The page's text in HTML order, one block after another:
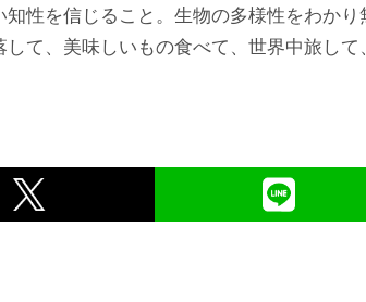
性を信じること。生物の多様性をわかり
て、美味しいもの食べて、世界中旅し